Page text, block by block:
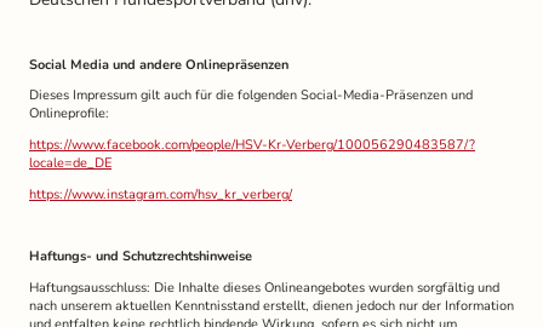
Social Media und andere Onlinepräsenzen
Dieses Impressum gilt auch für die folgenden Social-Media-Präsenzen und
Onlineprofile:
https://www.facebook.com/people/HSV-Kr-Verberg/100056290483587/?
locale=de_DE
https://www.instagram.com/hsv_kr_verberg/
Haftungs- und Schutzrechtshinweise
Haftungsausschluss: Die Inhalte dieses Onlineangebotes wurden sorgfältig und
nach unserem aktuellen Kenntnisstand erstellt, dienen jedoch nur der Information